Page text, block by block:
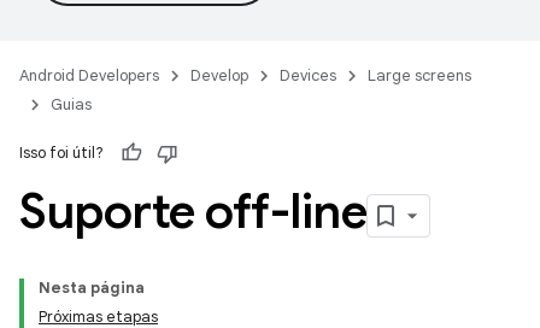
Android Developers Develop Devices
Large screens
Guias
Isso foi útil?
Suporte off-line
Nesta página
Próximas etapas